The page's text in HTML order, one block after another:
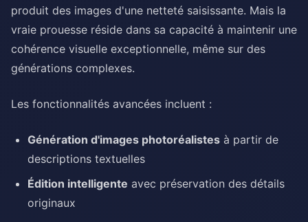
produit des images d'une netteté saisissante. Mais la
vraie prouesse réside dans sa capacité à maintenir une
cohérence visuelle exceptionnelle, même sur des
générations complexes.
Les fonctionnalités avancées incluent :
Génération d'images photoréalistes à partir de
descriptions textuelles
Édition intelligente avec préservation des détails
originaux